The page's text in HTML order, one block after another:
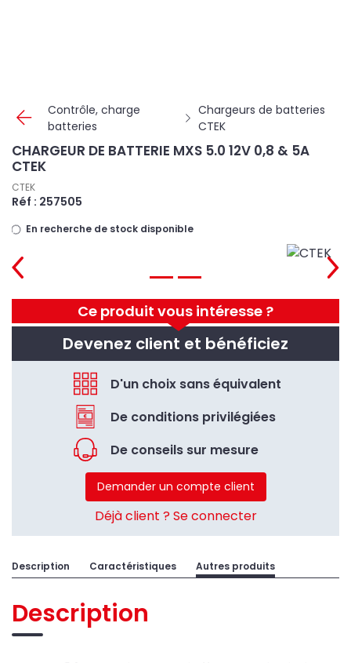
Contrôle, charge
batteries
Chargeurs de batteries
CTEK
Ce produit vous intéresse ?
Devenez client et bénéficiez
D'un choix sans équivalent
De conditions privilégiées
De conseils sur mesure
Demander un compte client
Déjà client ? Se connecter
CHARGEUR DE BATTERIE MXS 5.0 12V 0,8 & 5A
CTEK
CTEK
Réf : 257505
En recherche de stock disponible
Description Caractéristiques Autres produits
Description